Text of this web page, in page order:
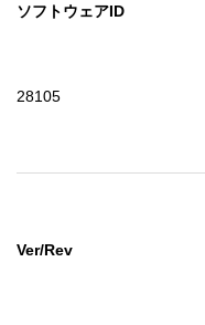
ソフトウェアID
28105
Ver/Rev